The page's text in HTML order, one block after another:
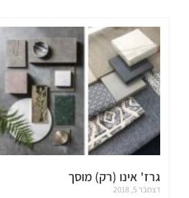
גרז' אינו (רק) מוסך
דצמבר 5, 2018